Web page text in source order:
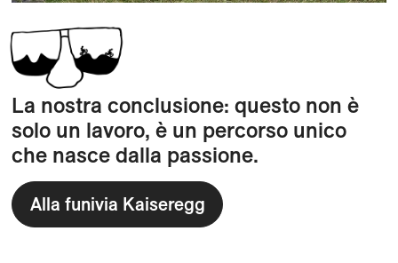
La nostra conclusione: questo non è
solo un lavoro, è un percorso unico
che nasce dalla passione.
Alla funivia Kaiseregg